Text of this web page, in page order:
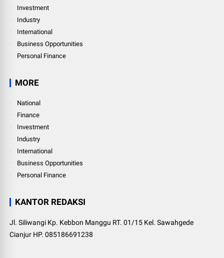
Investment
Industry
International
Business Opportunities
Personal Finance
MORE
National
Finance
Investment
Industry
International
Business Opportunities
Personal Finance
KANTOR REDAKSI
Jl. Siliwangi Kp. Kebbon Manggu RT. 01/15 Kel. Sawahgede
Cianjur HP. 085186691238